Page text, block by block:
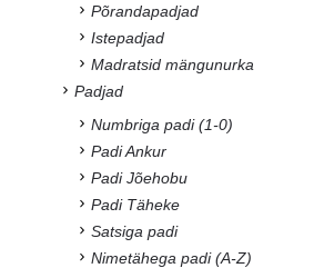
Põrandapadjad
Istepadjad
Madratsid mängunurka
Padjad
Numbriga padi (1-0)
Padi Ankur
Padi Jõehobu
Padi Täheke
Satsiga padi
Nimetähega padi (A-Z)